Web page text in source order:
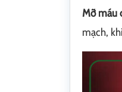
Mỡ máu
mạch,